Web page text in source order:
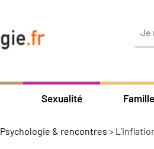
Sexualité Famille
Psychologie & rencontres >